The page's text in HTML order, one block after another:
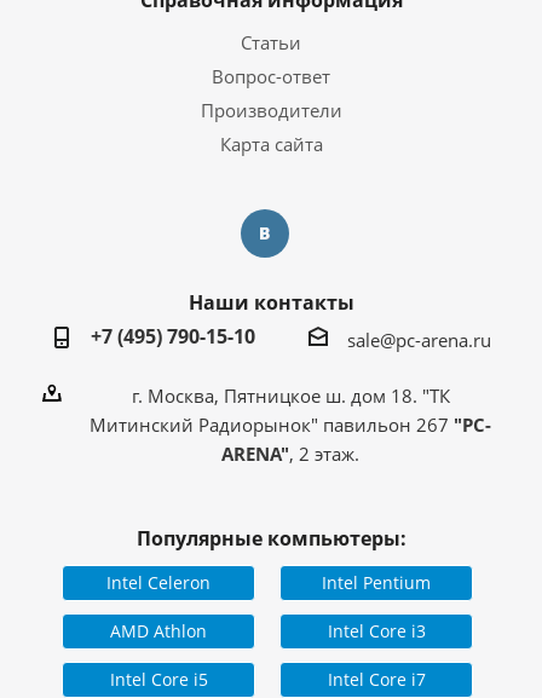
Статьи
Вопрос-ответ
Производители
Карта сайта
Наши контакты
+7 (495) 790-15-10
sale@pc-arena.ru
г. Москва, Пятницкое ш. дом 18. "ТК
Митинский Радиорынок" павильон 267 "PC-
ARENA", 2 этаж.
Популярные компьютеры:
Intel Celeron Intel Pentium
AMD Athlon Intel Core i3
Intel Core i5 Intel Core i7